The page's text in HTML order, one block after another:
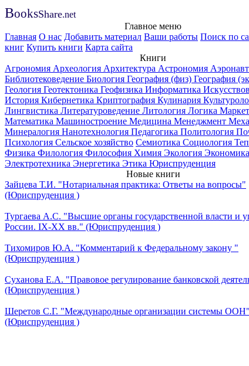
BooksShare.net
Главное меню
Главная О нас Добавить материал Ваши работы Поиск по
книг Купить книги Карта сайта
Книги
Агрономия Археология Архитектура Астрономия
Библиотековедение Биология География (физ) География
Геология Геотектоника Геофизика Информатика
История Кибернетика Криптография Кулинария
Лингвистика Литературоведение Литология Логика
Математика Машиностроение Медицина Менеджмент
Минералогия Нанотехнология Педагогика Политология
Психология Сельское хозяйство Семиотика Социология
Физика Филология Философия Химия Экология Экономика
Электротехника Энергетика Этика Юриспруденция
Новые книги
Зайцева Т.И. "Нотариальная практика: Ответы на вопросы"
(Юриспруденция )
Тургаева А.С. "Высшие органы государственной власти и
России. IХ-ХХ вв." (Юриспруденция )
Тихомиров Ю.А. "Комментарий к Федеральному закону "
(Юриспруденция )
Суханова Е.А. "Правовое регулирование банковской
(Юриспруденция )
Шеретов С.Г. "Международные организации системы ООН"
(Юриспруденция )